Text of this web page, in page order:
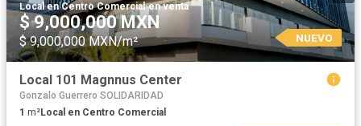
Local en Centro Comercial·en venta
$ 9,000,000 MXN
$ 9,000,000 MXN/m² NUEVO
Local 101 Magnnus Center
Gonzalo Guerrero SOLIDARIDAD
1 m²Local en Centro Comercial